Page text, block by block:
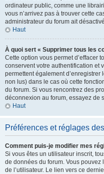
ordinateur public, comme une
vous n’arrivez pas à trouver cette
administrateur du forum ait
Haut
À quoi sert « Supprimer tous les
Cette option vous permet d’effacer
conservent votre authentification et
permettent également d’enregistrer
non lus) dans le cas où cette
du forum. Si vous rencontrez des
déconnexion au forum, essayez de
Haut
Préférences et réglages
Comment puis-je modifier mes
Si vous êtes un utilisateur inscrit,
de données du forum. Vous
de l’utilisateur. Le lien vers ce